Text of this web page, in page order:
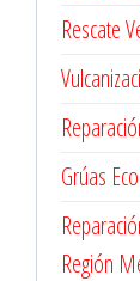
Rescate
Grúas
Región